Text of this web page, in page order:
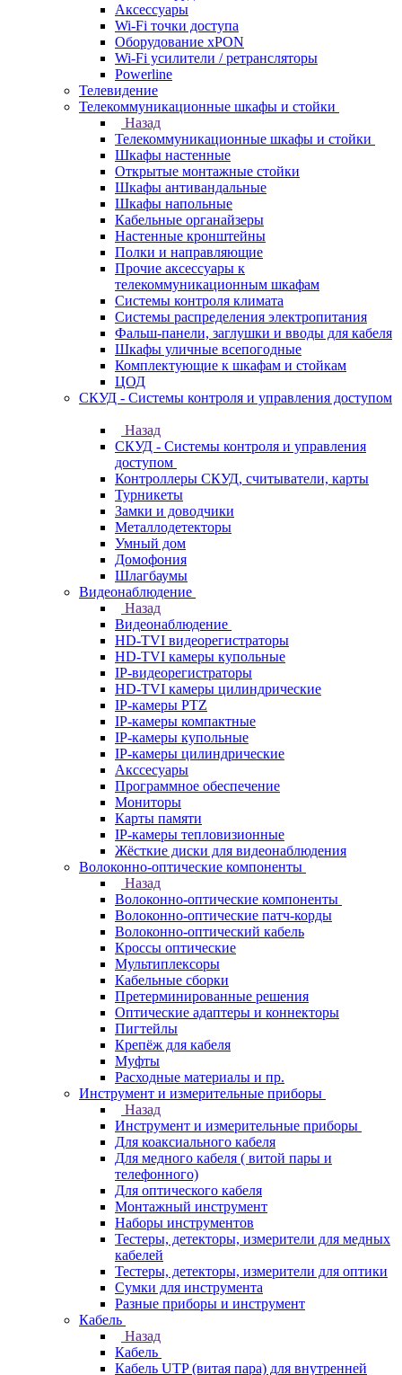
Аксессуары
Wi-Fi точки доступа
Оборудование хPON
Wi-Fi усилители / ретрансляторы
Powerline
Телевидение
Телекоммуникационные шкафы и стойки
Назад
Телекоммуникационные шкафы и стойки
Шкафы настенные
Открытые монтажные стойки
Шкафы антивандальные
Шкафы напольные
Кабельные органайзеры
Настенные кронштейны
Полки и направляющие
Прочие аксессуары к
телекоммуникационным шкафам
Системы контроля климата
Системы распределения электропитания
Фальш-панели, заглушки и вводы для кабеля
Шкафы уличные всепогодные
Комплектующие к шкафам и стойкам
ЦОД
СКУД - Системы контроля и управления доступом
Назад
СКУД - Системы контроля и управления
доступом
Контроллеры СКУД, считыватели, карты
Турникеты
Замки и доводчики
Металлодетекторы
Умный дом
Домофония
Шлагбаумы
Видеонаблюдение
Назад
Видеонаблюдение
HD-TVI видеорегистраторы
HD-TVI камеры купольные
IP-видеорегистраторы
HD-TVI камеры цилиндрические
IP-камеры PTZ
IP-камеры компактные
IP-камеры купольные
IP-камеры цилиндрические
Акссесуары
Программное обеспечение
Мониторы
Карты памяти
IP-камеры тепловизионные
Жёсткие диски для видеонаблюдения
Волоконно-оптические компоненты
Назад
Волоконно-оптические компоненты
Волоконно-оптические патч-корды
Волоконно-оптический кабель
Кроссы оптические
Мультиплексоры
Кабельные сборки
Претерминированные решения
Оптические адаптеры и коннекторы
Пигтейлы
Крепёж для кабеля
Муфты
Расходные материалы и пр.
Инструмент и измерительные приборы
Назад
Инструмент и измерительные приборы
Для коаксиального кабеля
Для медного кабеля ( витой пары и
телефонного)
Для оптического кабеля
Монтажный инструмент
Наборы инструментов
Тестеры, детекторы, измерители для медных
кабелей
Тестеры, детекторы, измерители для оптики
Сумки для инструмента
Разные приборы и инструмент
Кабель
Назад
Кабель
Кабель UTP (витая пара) для внутренней